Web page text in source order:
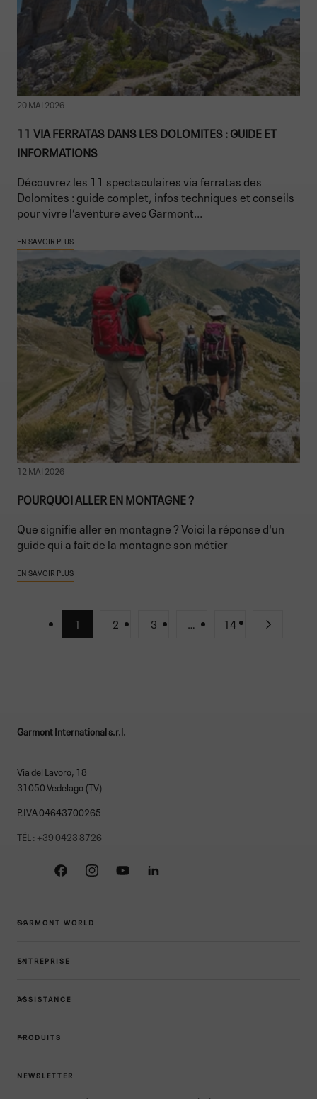
20 MAI 2026
11 VIA FERRATAS DANS LES DOLOMITES : GUIDE ET
INFORMATIONS
Découvrez les 11 spectaculaires via ferratas des
Dolomites : guide complet, infos techniques et conseils
pour vivre l’aventure avec Garmont...
EN SAVOIR PLUS
12 MAI 2026
POURQUOI ALLER EN MONTAGNE ?
Que signifie aller en montagne ? Voici la réponse d'un
guide qui a fait de la montagne son métier
EN SAVOIR PLUS
1 2 3 … 14
Garmont International s.r.l.
Via del Lavoro, 18
31050 Vedelago (TV)
P.IVA 04643700265
TÉL : +39 0423 8726
FacebookInstagramYouTubeLinkedin
GARMONT WORLD
ENTREPRISE
ASSISTANCE
PRODUITS
NEWSLETTER